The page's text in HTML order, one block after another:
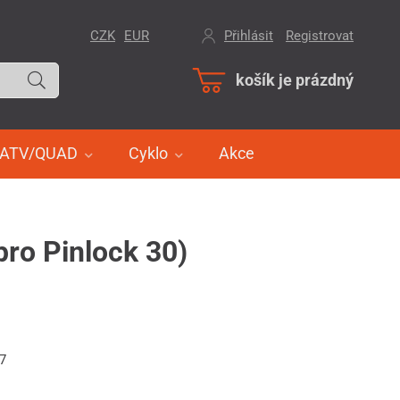
košík je prázdný
ATV/QUAD Cyklo Akce
CZK EUR Přihlásit Registrovat
Pinlock 30)